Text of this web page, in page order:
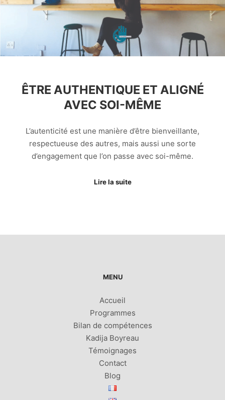
ÊTRE AUTHENTIQUE ET ALIGNÉ
AVEC SOI-MÊME
L’autenticité est une manière d’être bienveillante,
respectueuse des autres, mais aussi une sorte
d’engagement que l’on passe avec soi-même.
Lire la suite
MENU
Accueil
Programmes
Bilan de compétences
Kadija Boyreau
Témoignages
Contact
Blog